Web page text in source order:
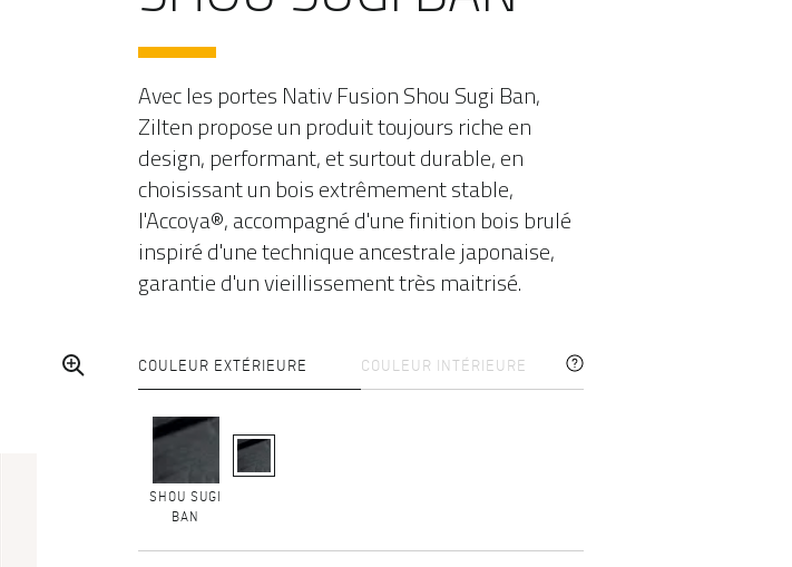
Avec les portes Nativ Fusion Shou Sugi Ban,
Zilten propose un produit toujours riche en
design, performant, et surtout durable, en
choisissant un bois extrêmement stable,
l'Accoya®, accompagné d'une finition bois brulé
inspiré d'une technique ancestrale japonaise,
garantie d'un vieillissement très maitrisé.
COULEUR EXTÉRIEURE COULEUR INTÉRIEURE
SHOU SUGI
BAN